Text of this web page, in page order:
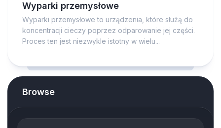
Wyparki przemysłowe
Wyparki przemysłowe to urządzenia, które służą do
koncentracji cieczy poprzez odparowanie jej części.
Proces ten jest niezwykle istotny w wielu...
Browse